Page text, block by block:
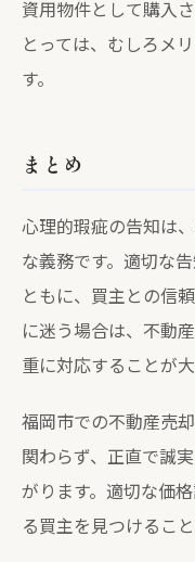
資用物件として購入
とっては、むしろメ
す。
まとめ
心理的瑕疵の告知は
な義務です。適切な
ともに、買主との信
に迷う場合は、不動
重に対応することが大
福岡市での不動産売
関わらず、正直で誠
がります。適切な価
る買主を見つけるこ